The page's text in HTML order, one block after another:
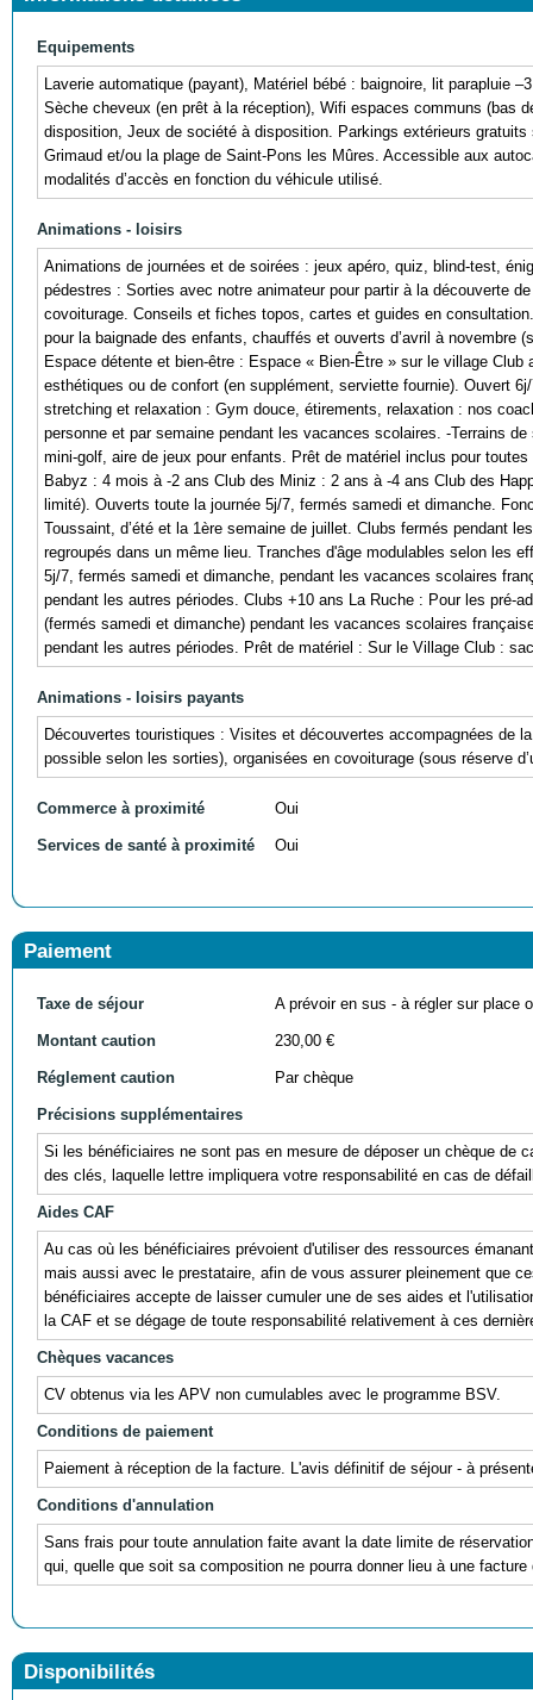
Equipements
Laverie automatique (payant), Matériel bébé : baignoire, lit parapluie
Sèche cheveux (en prêt à la réception), Wifi espaces communs (bas
disposition, Jeux de société à disposition. Parkings extérieurs
Grimaud et/ou la plage de Saint-Pons les Mûres. Accessible aux
modalités d’accès en fonction du véhicule utilisé.
Animations - loisirs
Animations de journées et de soirées : jeux apéro, quiz, blind-test,
pédestres : Sorties avec notre animateur pour partir à la découverte
covoiturage. Conseils et fiches topos, cartes et guides en
pour la baignade des enfants, chauffés et ouverts d’avril à
Espace détente et bien-être : Espace « Bien-Être » sur le village
esthétiques ou de confort (en supplément, serviette fournie). Ouvert
stretching et relaxation : Gym douce, étirements, relaxation : nos
personne et par semaine pendant les vacances scolaires. -Terrains
mini-golf, aire de jeux pour enfants. Prêt de matériel inclus pour
Babyz : 4 mois à -2 ans Club des Miniz : 2 ans à -4 ans Club des
limité). Ouverts toute la journée 5j/7, fermés samedi et dimanche.
Toussaint, d’été et la 1ère semaine de juillet. Clubs fermés pendant
regroupés dans un même lieu. Tranches d'âge modulables selon les
5j/7, fermés samedi et dimanche, pendant les vacances scolaires
pendant les autres périodes. Clubs +10 ans La Ruche : Pour les pré-
(fermés samedi et dimanche) pendant les vacances scolaires
pendant les autres périodes. Prêt de matériel : Sur le Village Club :
Animations - loisirs payants
Découvertes touristiques : Visites et découvertes accompagnées de
possible selon les sorties), organisées en covoiturage (sous réserve
Commerce à proximité Oui
Services de santé à proximité Oui
Paiement
Taxe de séjour A prévoir en sus - à régler sur place
Montant caution 230,00 €
Réglement caution Par chèque
Précisions supplémentaires
Si les bénéficiaires ne sont pas en mesure de déposer un chèque de
des clés, laquelle lettre impliquera votre responsabilité en cas de
Aides CAF
Au cas où les bénéficiaires prévoient d'utiliser des ressources
mais aussi avec le prestataire, afin de vous assurer pleinement que
bénéficiaires accepte de laisser cumuler une de ses aides et
la CAF et se dégage de toute responsabilité relativement à ces
Chèques vacances
CV obtenus via les APV non cumulables avec le programme BSV.
Conditions de paiement
Paiement à réception de la facture. L'avis définitif de séjour - à
Conditions d'annulation
Sans frais pour toute annulation faite avant la date limite de
qui, quelle que soit sa composition ne pourra donner lieu à une
Disponibilités